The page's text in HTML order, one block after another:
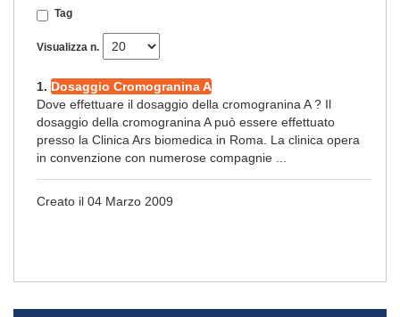
Tag
Visualizza n.
1. Dosaggio Cromogranina A
Dove effettuare il dosaggio della cromogranina A ? Il
dosaggio della cromogranina A può essere effettuato
presso la Clinica Ars biomedica in Roma. La clinica opera
in convenzione con numerose compagnie ...
Creato il 04 Marzo 2009